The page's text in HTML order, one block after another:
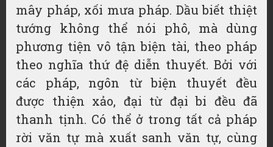
mây pháp, xối mưa pháp. Dầu biết thiệt
tướng không thể nói phô, mà dùng
phương tiện vô tận biện tài, theo pháp
theo nghĩa thứ đệ diễn thuyết. Bởi với
các pháp, ngôn từbiện thuyết đều
được thiện xảo, đại từ đại bi đều đã
thanh tịnh. Có thể ở trong tất cả pháp
rời văn tự mà xuất sanh văn tự, cùng